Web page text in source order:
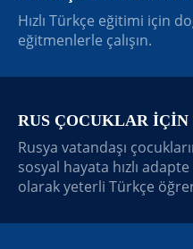
Hızlı Türkçe eğitimi için
eğitmenlerle çalışın.
RUS ÇOCUKLAR İÇİN
Rusya vatandaşı
sosyal hayata hızlı
olarak yeterli Türkçe